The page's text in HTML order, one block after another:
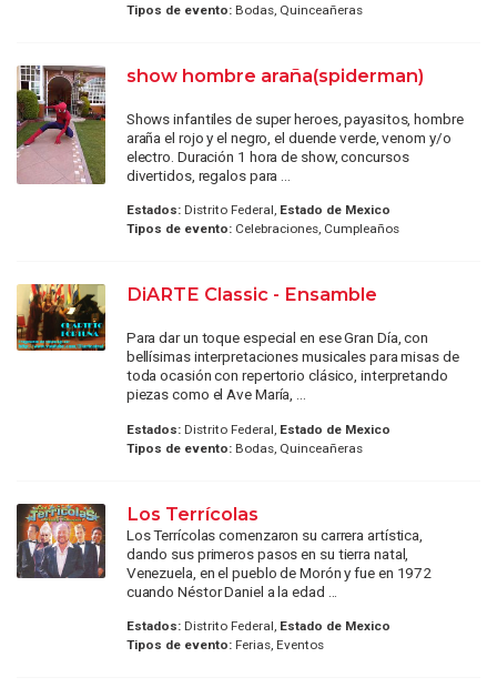
Tipos de evento:Bodas, Quinceañeras
show hombre araña(spiderman)
Shows infantiles de super heroes, payasitos, hombre
araña el rojo y el negro, el duende verde, venom y/o
electro. Duración 1 hora de show, concursos
divertidos, regalos para ...
Estados:Distrito Federal, Estado de Mexico
Tipos de evento:Celebraciones, Cumpleaños
DiARTE Classic - Ensamble
Para dar un toque especial en ese Gran Día, con
bellísimas interpretaciones musicales para misas de
toda ocasión con repertorio clásico, interpretando
piezas como el Ave María, ...
Estados:Distrito Federal, Estado de Mexico
Tipos de evento:Bodas, Quinceañeras
Los Terrícolas
Los Terrícolas comenzaron su carrera artística,
dando sus primeros pasos en su tierra natal,
Venezuela, en el pueblo de Morón y fue en 1972
cuando Néstor Daniel a la edad ...
Estados:Distrito Federal, Estado de Mexico
Tipos de evento:Ferias, Eventos